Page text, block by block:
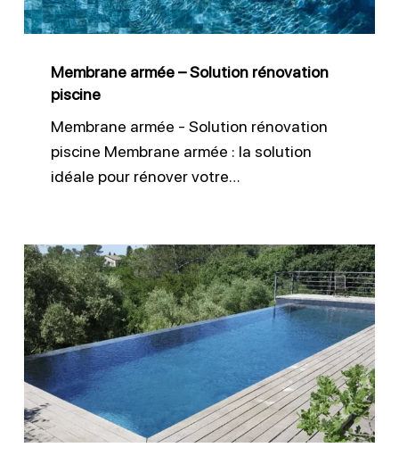
Membrane armée – Solution rénovation
piscine
Membrane armée - Solution rénovation
piscine Membrane armée : la solution
idéale pour rénover votre…
Membrane
armée
pour
piscine
à
débordement